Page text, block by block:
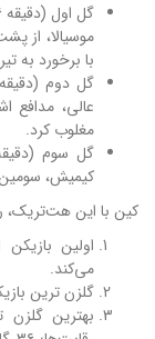
موسیالا، از
با برخورد به
عالی، مدافع
مغلوب کرد.
کیمیش،
کین با این هت‌تریک،
اولین
می‌کند.
گلزن ترین